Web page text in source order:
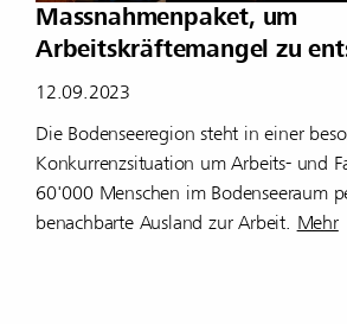
Massnahmenpaket, um
Arbeitskräftemangel zu
12.09.2023
Die Bodenseeregion steht in einer
Konkurrenzsituation um Arbeits- und
60'000 Menschen im Bodenseeraum
benachbarte Ausland zur Arbeit. Mehr